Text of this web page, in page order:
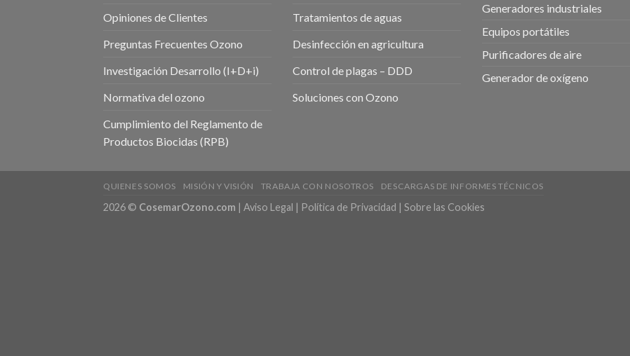
Opiniones de Clientes
Preguntas Frecuentes Ozono
Investigación Desarrollo (I+D+i)
Normativa del ozono
Cumplimiento del Reglamento de
Productos Biocidas (RPB)
Tratamientos de aguas
Desinfección en agricultura
Control de plagas – DDD
Soluciones con Ozono
Generadores industriales
Equipos portátiles
Purificadores de aire
Generador de oxígeno
QUIENES SOMOS MISIÓN Y VISIÓN TRABAJA CON NOSOTROS DESCARGAS DE INFORMES TÉCNICOS
2026 © CosemarOzono.com | Aviso Legal | Política de Privacidad | Sobre las Cookies